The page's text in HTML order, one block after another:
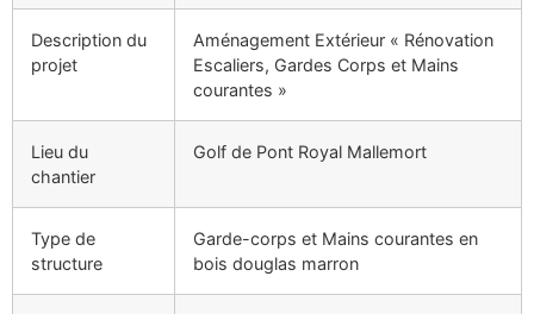
Description du
projet
Aménagement Extérieur « Rénovation
Escaliers, Gardes Corps et Mains
courantes »
Lieu du
chantier
Golf de Pont Royal Mallemort
Type de
structure
Garde-corps et Mains courantes en
bois douglas marron